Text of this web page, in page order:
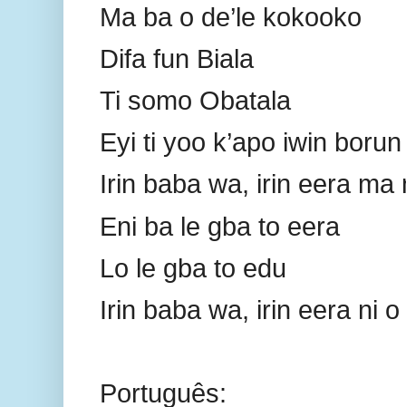
Ma ba o de’le kokooko
Difa fun Biala
Ti somo Obatala
Eyi ti yoo k’apo iwin borun
Irin baba wa, irin eera ma
Eni ba le gba to eera
Lo le gba to edu
Irin baba wa, irin eera ni o
Português: